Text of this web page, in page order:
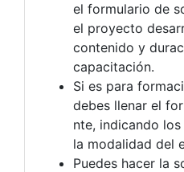
el formulario de
el proyecto
contenido y
capacitación.
Si es para
debes llenar el
nte, indicando
la modalidad del
Puedes hacer la